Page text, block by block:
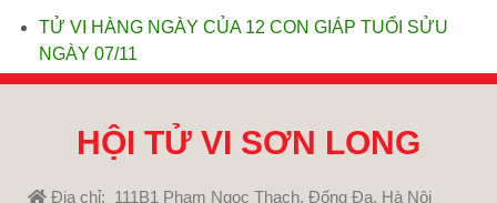
TỬ VI HÀNG NGÀY CỦA 12 CON GIÁP TUỔI SỬU
NGÀY 07/11
HỘI TỬ VI SƠN LONG
Địa chỉ: 111B1 Phạm Ngọc Thạch, Đống Đa, Hà Nội